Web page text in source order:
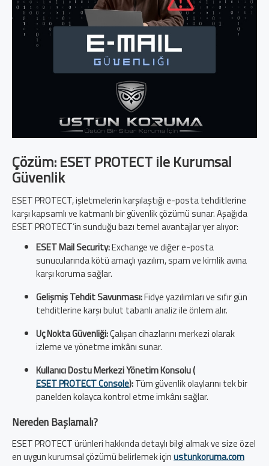
Çözüm: ESET PROTECT ile Kurumsal
Güvenlik
ESET PROTECT, işletmelerin karşılaştığı e-posta tehditlerine
karşı kapsamlı ve katmanlı bir güvenlik çözümü sunar. Aşağıda
ESET PROTECT’in sunduğu bazı temel avantajlar yer alıyor:
ESET Mail Security:Exchange ve diğer e-posta
sunucularında kötü amaçlı yazılım, spam ve kimlik avına
karşı koruma sağlar.
Gelişmiş Tehdit Savunması:Fidye yazılımları ve sıfır gün
tehditlerine karşı bulut tabanlı analiz ile önlem alır.
Uç Nokta Güvenliği:Çalışan cihazlarını merkezi olarak
izleme ve yönetme imkânı sunar.
Kullanıcı Dostu Merkezi Yönetim Konsolu (
ESET PROTECT Console):Tüm güvenlik olaylarını tek bir
panelden kolayca kontrol etme imkânı sağlar.
Nereden Başlamalı?
ESET PROTECT ürünleri hakkında detaylı bilgi almak ve size özel
en uygun kurumsal çözümü belirlemek içinustunkoruma.com